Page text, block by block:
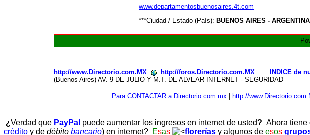
www.departamentosbuenosaires.4t.com
***Ciudad / Estado (País): BUENOS AIRES - ARGENTINA
http://www.Directorio.com.MX http://foros.Directorio.com.MX INDICE de
(Buenos Aires) AV. 9 DE JULIO Y M.T. DE ALVEAR INTERNET - SEGURIDAD
Para CONTACTAR a Directorio.com.mx http://
¿Verdad que PayPal puede aumentar los ingresos en internet de usted? Ahora tiene
crédito y de débito bancario) en internet? Esas florerías y algunos de esos